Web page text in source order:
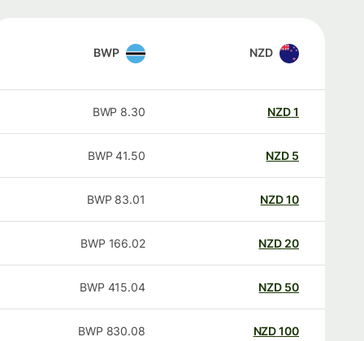
NZD
BWP
NZD
8.30
BWP
NZD
41.50
BWP
NZD
83.01
BWP
20
NZD
166.02
BWP
50
NZD
415.04
BWP
100
NZD
830.08
BWP